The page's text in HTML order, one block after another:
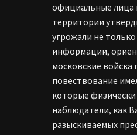
официальные лица
территории
угрожали не
информации,
московские
повествование
которые
наблюдатели, как
разыскиваемых